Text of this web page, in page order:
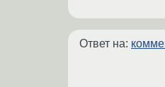
Ответ на: